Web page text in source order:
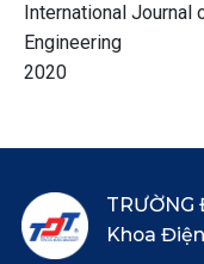
International Journal
Engineering
2020
TRƯỜNG
Khoa